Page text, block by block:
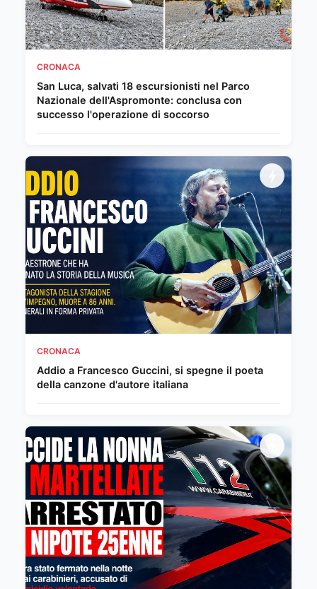
CRONACA
San Luca, salvati 18 escursionisti nel Parco
Nazionale dell'Aspromonte: conclusa con
successo l'operazione di soccorso
CRONACA
Addio a Francesco Guccini, si spegne il poeta
della canzone d'autore italiana